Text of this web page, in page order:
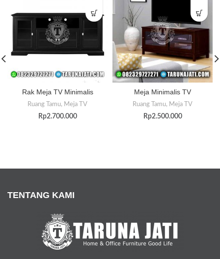
Rak Meja TV Minimalis
Ruang Tamu, Meja TV
Rp2.700.000
Meja Minimalis TV
Ruang Tamu, Meja TV
Rp2.500.000
TENTANG KAMI